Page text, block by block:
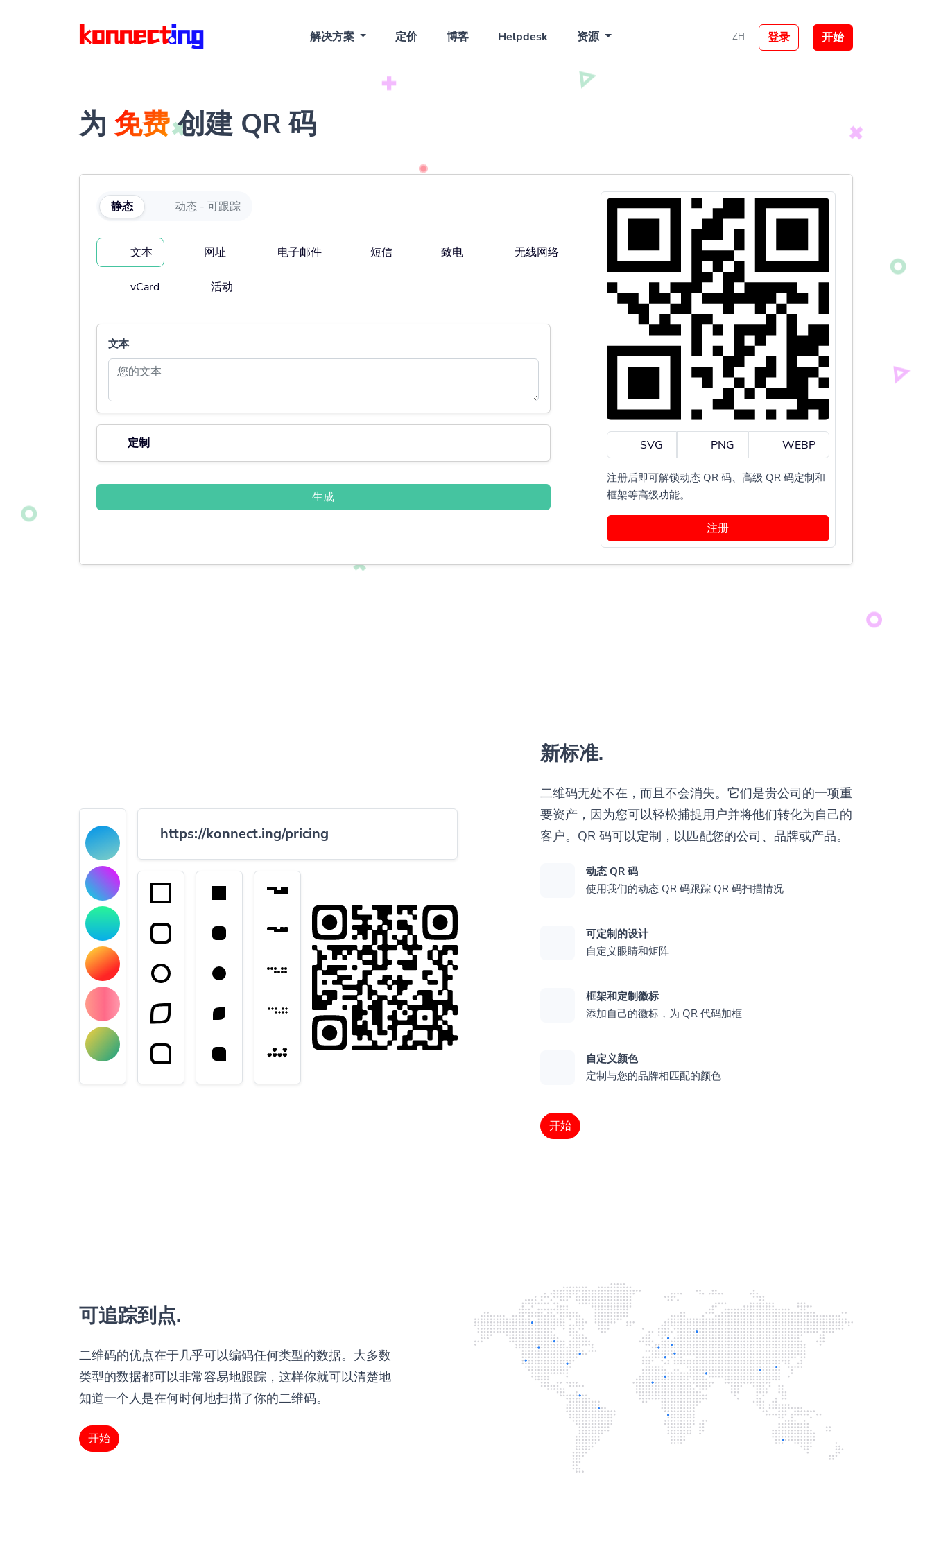
解决方案 定价 博客 Helpdesk 资源 ZH 登录 开始
为 免费创建 QR 码
静态 动态 - 可跟踪
文本 网址 电子邮件 短信 致电 无线网络
vCard 活动
文本
定制
生成
SVG PNG WEBP
注册后即可解锁动态 QR 码、高级 QR 码定制和
框架等高级功能。
注册
新标准.
二维码无处不在，而且不会消失。它们是贵公司的一项重
要资产，因为您可以轻松捕捉用户并将他们转化为自己的
客户。QR 码可以定制，以匹配您的公司、品牌或产品。
动态 QR 码
使用我们的动态 QR 码跟踪 QR 码扫描情况
可定制的设计
自定义眼睛和矩阵
框架和定制徽标
添加自己的徽标，为 QR 代码加框
自定义颜色
定制与您的品牌相匹配的颜色
开始
https://konnect.ing/pricing
可追踪到点.
二维码的优点在于几乎可以编码任何类型的数据。大多数
类型的数据都可以非常容易地跟踪，这样你就可以清楚地
知道一个人是在何时何地扫描了你的二维码。
开始